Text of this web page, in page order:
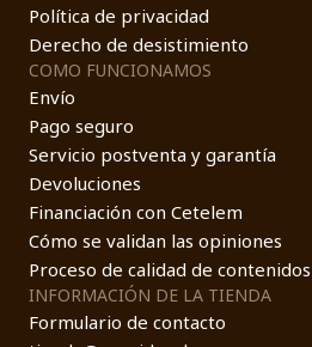
Política de privacidad
Derecho de desistimiento
COMO FUNCIONAMOS
Envío
Pago seguro
Servicio postventa y garantía
Devoluciones
Financiación con Cetelem
Cómo se validan las opiniones
Proceso de calidad de contenidos
INFORMACIÓN DE LA TIENDA
Formulario de contacto